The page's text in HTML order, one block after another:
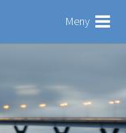
Meny